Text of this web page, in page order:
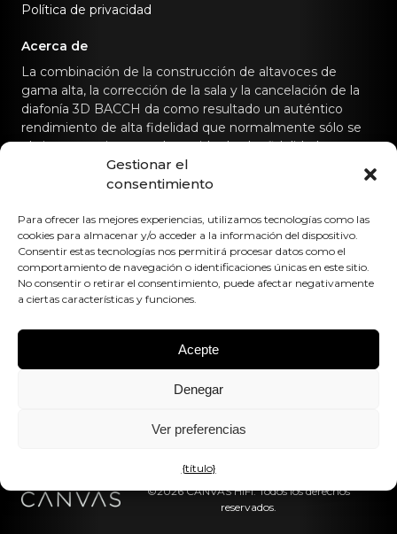
Gestionar el
consentimiento
Para ofrecer las mejores experiencias, utilizamos tecnologías como las
cookies para almacenar y/o acceder a la información del dispositivo.
Consentir estas tecnologías nos permitirá procesar datos como el
comportamiento de navegación o identificaciones únicas en este sitio.
No consentir o retirar el consentimiento, puede afectar negativamente
a ciertas características y funciones.
Acepte
Denegar
Ver preferencias
{título}
Política de privacidad
Acerca de
La combinación de la construcción de altavoces de
gama alta, la corrección de la sala y la cancelación de la
diafonía 3D BACCH da como resultado un auténtico
rendimiento de alta fidelidad que normalmente sólo se
obtiene con sistemas de sonido de alta fidelidad
hello@canvashifi.com Llame al +45 29 75 00 45
CANVAS HiFi ApS
Flade Engvej 4
Número de IVA:DK43519425
©2026 CANVAS HiFi. Todos los derechos
reservados.